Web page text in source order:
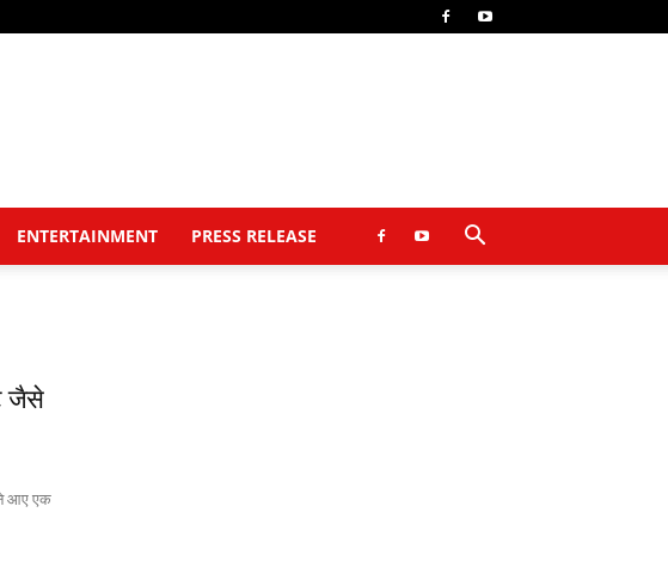
ENTERTAINMENT PRESS RELEASE
जैसे
आए एक